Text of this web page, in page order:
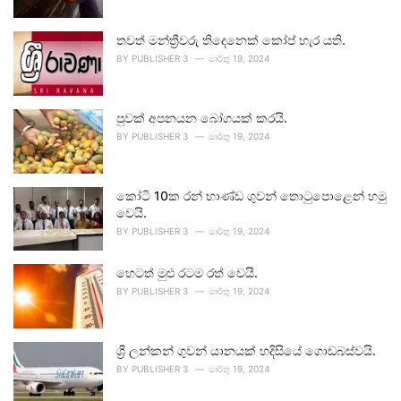
තවත් මන්ත්‍රීවරු තිදෙනෙක් කෝප් හැර යති.
BY PUBLISHER 3 මාර්තු 19, 2024
පුවක් අපනයන බෝගයක් කරයි.
BY PUBLISHER 3 මාර්තු 19, 2024
කෝටි 10ක රන් භාණ්ඩ ගුවන් තොටුපොළෙන් හමු
වෙයි.
BY PUBLISHER 3 මාර්තු 19, 2024
හෙටත් මුළු රටම රත් වෙයි.
BY PUBLISHER 3 මාර්තු 19, 2024
ශ්‍රී ලන්කන් ගුවන් යානයක් හදිසියේ ගොඩබස්වයි.
BY PUBLISHER 3 මාර්තු 19, 2024